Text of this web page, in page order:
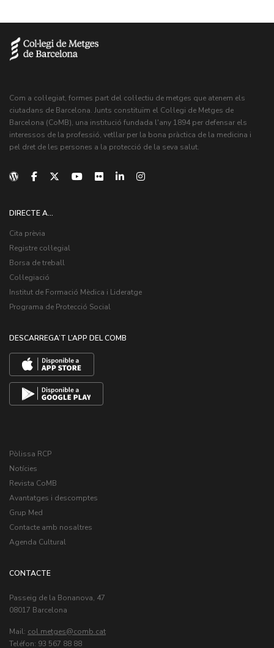
Com a col·legiat, formes part del col·lectiu de metges que atenem els
ciutadans de Barcelona. Junts constituïm el Col·legi de Metges de
Barcelona (CoMB), una institució fundada l'any 1894 per defensar els
interessos de la professió, vetllar per la bona pràctica de la medicina i
pel dret de les persones a la protecció de la seva salut.
DIRECTE A...
Cita prèvia
Registre col·legial
Borsa de treball
Col·legiació
Institut de Formació Mèdica i Lideratge
Programa de Protecció Social
DESCARREGA’T L’APP DEL COMB
Pòlissa RCP
Notícies
Revista CoMB
Avantatges i descomptes
Grup Med
Contacte amb nosaltres
Agenda Cultural
CONTACTE
Passeig de la Bonanova, 47
08017 Barcelona
Mail: col.metges
Teléfon: 93 567 88 88